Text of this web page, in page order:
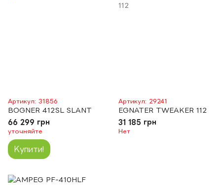
Артикул: 31856
BOGNER 412SL SLANT
66 299 грн
уточняйте
Купити!
Артикул: 29241
EGNATER TWEAKER 112
31 185 грн
Нет